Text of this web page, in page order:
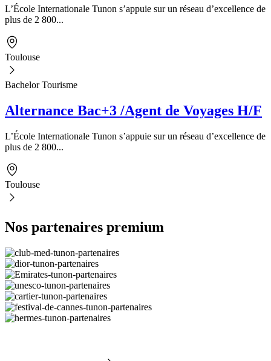
L’École Internationale Tunon s’appuie sur un réseau d’excellence de
plus de 2 800...
Toulouse
Bachelor Tourisme
Alternance Bac+3 /Agent de Voyages H/F
L’École Internationale Tunon s’appuie sur un réseau d’excellence de
plus de 2 800...
Toulouse
Nos partenaires premium